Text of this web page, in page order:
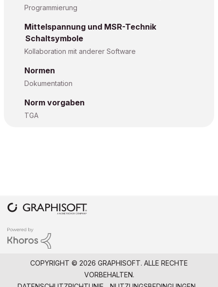
Programmierung
Mittelspannung und MSR-Technik
Schaltsymbole
Kollaboration mit anderer Software
Normen
Dokumentation
Norm vorgaben
TGA
COPYRIGHT © 2026 GRAPHISOFT. ALLE RECHTE
VORBEHALTEN.